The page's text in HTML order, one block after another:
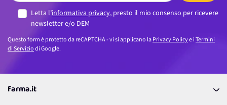
Letta l’informativa privacy, presto il mio consenso per ricevere
newsletter e/o DEM
Questo form è protetto da reCAPTCHA - vi si applicano laPrivacy Policye iTermini
di Serviziodi Google.
farma.it